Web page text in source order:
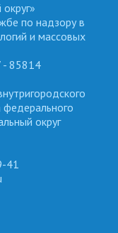
по надзору в
и массовых
- 85814
федерального
округ
41